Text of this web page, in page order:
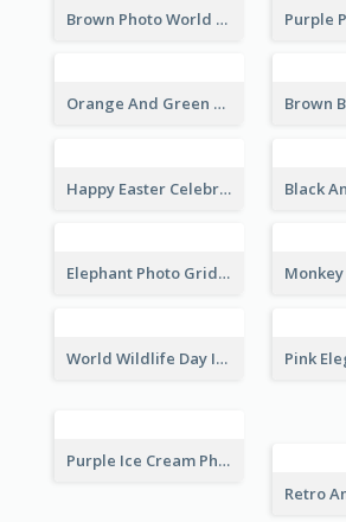
Brown Photo World Press Freedom Day Instagram Post
Orange And Green Photo Book And Copyright Day Instagram Post
Happy Easter Celebration Instagram Post
Elephant Photo Grid World Wildlife Day Instagram Post
World Wildlife Day Instagram Post
Purple Ice Cream Photo Dessert Sale Instagram Post